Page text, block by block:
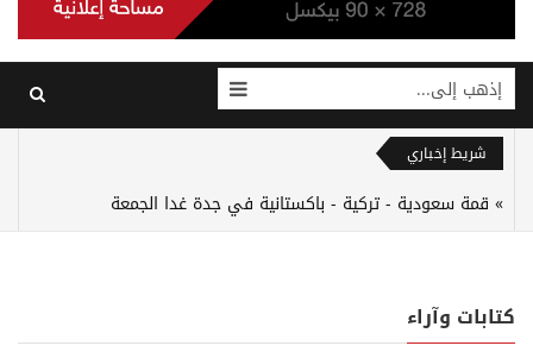
إذهب إلى...
شريط إخباري
قمة سعودية - تركية - باكستانية في جدة غدا الجمعة
كتابات وآراء